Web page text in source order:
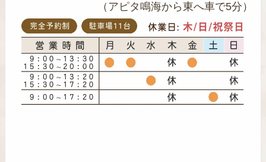
（アピタ鳴海から東へ車で5分）